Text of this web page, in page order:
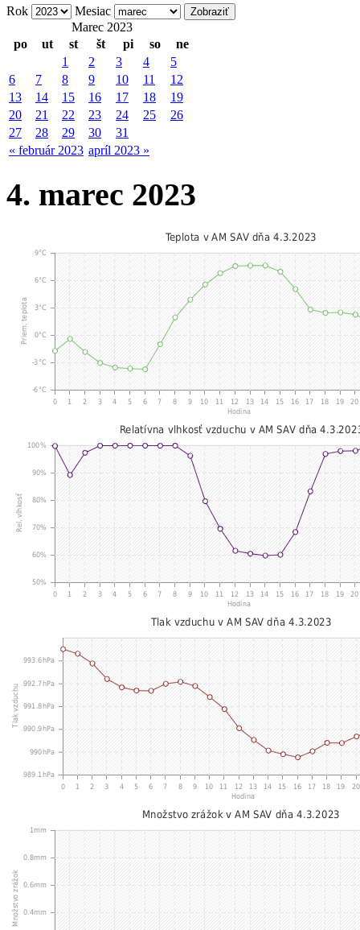
Rok
Mesiac
Marec 2023
po
ut st št pi so ne
« február 2023 apríl 2023 »
1 2 3 4
5
6
7 8 9 10 11
12
13
14 15 16 17 18
19
20
21 22 23 24 25
26
27
28 29 30 31
4. marec 2023